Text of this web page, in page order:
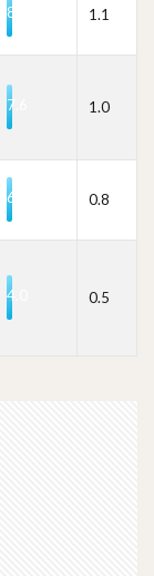
8.8 1.1
7.6 1.0
6.6 0.8
4.0 0.5